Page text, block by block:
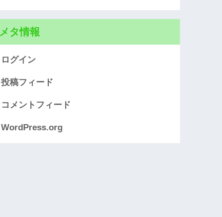
メタ情報
ログイン
投稿フィード
コメントフィード
WordPress.org